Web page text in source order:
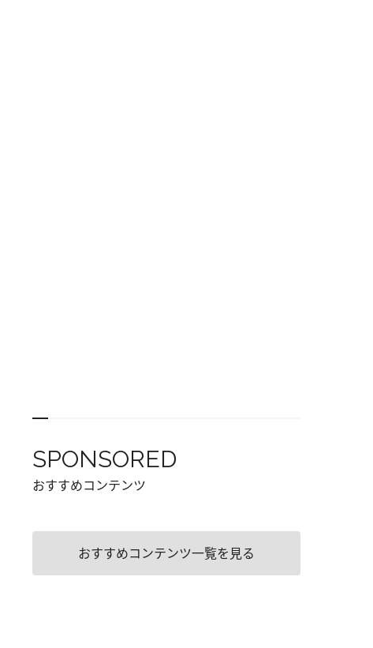
SPONSORED
おすすめコンテンツ
おすすめコンテンツ一覧を見る